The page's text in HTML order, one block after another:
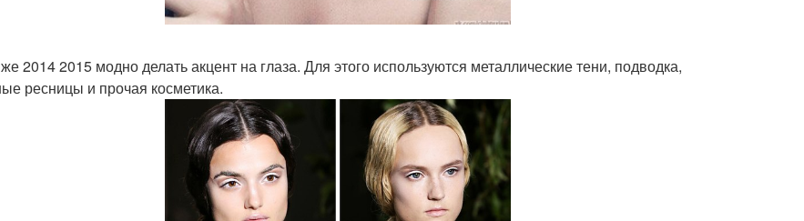
2014 2015 модно делать акцент на глаза. Для этого используются металлические тени, подводка,
ресницы и прочая косметика.